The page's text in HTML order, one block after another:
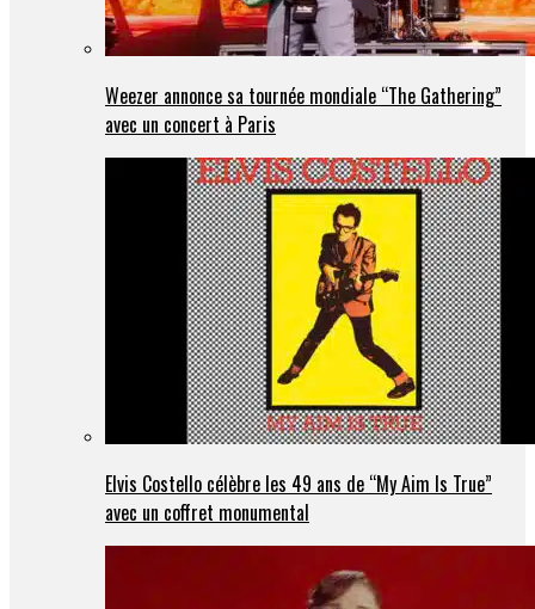
Weezer annonce sa tournée mondiale “The Gathering”
avec un concert à Paris
Elvis Costello célèbre les 49 ans de “My Aim Is True”
avec un coffret monumental